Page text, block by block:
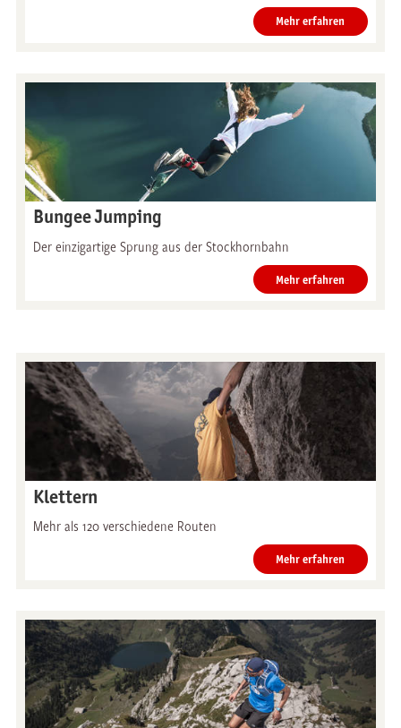
Mehr erfahren
Bungee Jumping
Der einzigartige Sprung aus der Stockhornbahn
Mehr erfahren
Klettern
Mehr als 120 verschiedene Routen
Mehr erfahren